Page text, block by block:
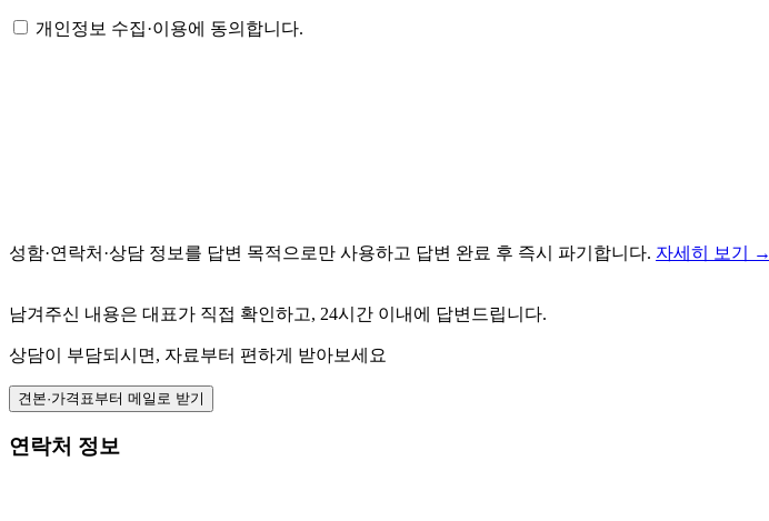
개인정보 수집·이용에 동의합니다.
성함·연락처·상담 정보를 답변 목적으로만 사용하고 답변 완료 후 즉시 파기합니다. 자세히 보기 →
남겨주신 내용은 대표가 직접 확인하고, 24시간 이내에 답변드립니다.
상담이 부담되시면, 자료부터 편하게 받아보세요
견본·가격표부터 메일로 받기
연락처 정보